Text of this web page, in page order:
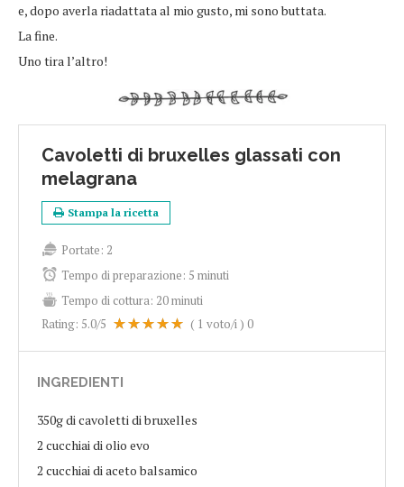
e, dopo averla riadattata al mio gusto, mi sono buttata.
La fine.
Uno tira l’altro!
Cavoletti di bruxelles glassati con
melagrana
Stampa la ricetta
Portate: 2
Tempo di preparazione: 5 minuti
Tempo di cottura: 20 minuti
Rating: 5.0/5 ( 1 voto/i ) 0
INGREDIENTI
350g di cavoletti di bruxelles
2 cucchiai di olio evo
2 cucchiai di aceto balsamico